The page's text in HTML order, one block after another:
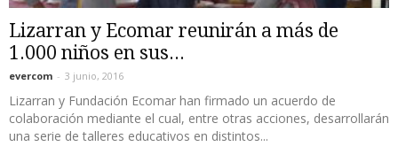
Lizarran y Ecomar reunirán a más de
1.000 niños en sus...
evercom - 3 junio, 2016
Lizarran y Fundación Ecomar han firmado un acuerdo de
colaboración mediante el cual, entre otras acciones, desarrollarán
una serie de talleres educativos en distintos...